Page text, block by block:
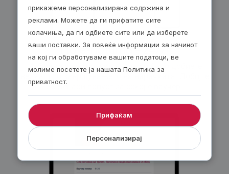
По е-пошта – 24/7!
Изберете електронски ваучер и ќе го добиете
веднаш по завршувањето на нарачката. Добијте
30 денари попуст за секој е-ваучер.
прикажеме персонализирана содржина и
реклами. Можете да ги прифатите сите
колачиња, да ги одбиете сите или да изберете
ваши поставки. За повеќе информации за начинот
на кој ги обработуваме вашите податоци, ве
молиме посетете ја нашата Политика за
приватност.
Персонализирај
Прифаќам